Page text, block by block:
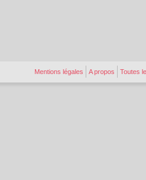
Mentions légales A propos Toutes